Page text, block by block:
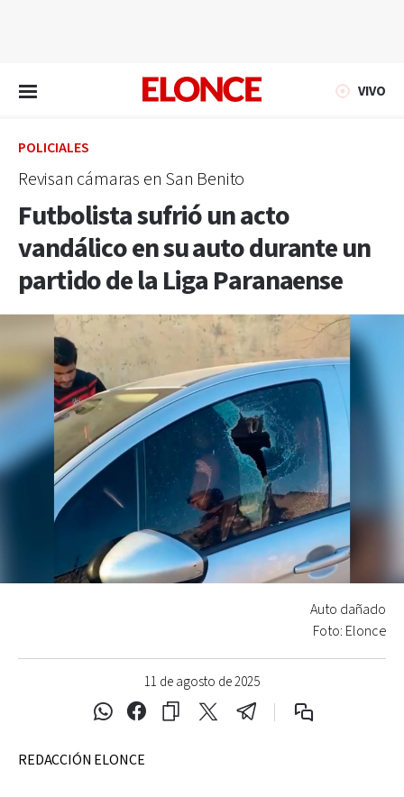
VIVO
POLICIALES
Revisan cámaras en San Benito
Futbolista sufrió un acto
vandálico en su auto durante un
partido de la Liga Paranaense
11 de agosto de 2025
Auto dañado
Foto: Elonce
REDACCIÓN ELONCE